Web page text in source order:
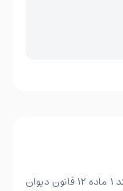
به موجب اصول ۱۷۰ و ۱۷۳ قانون اساسی و به شرح بند ۱ ماده ۱۲ قانون دیوان